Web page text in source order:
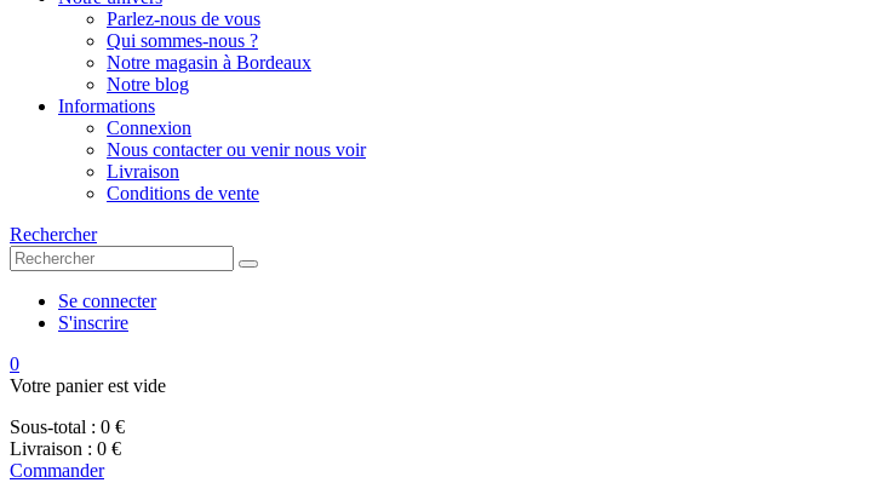
Parlez-nous de vous
Qui sommes-nous ?
Notre magasin à Bordeaux
Notre blog
Informations
Connexion
Nous contacter ou venir nous voir
Livraison
Conditions de vente
Rechercher
Se connecter
S'inscrire
0
Votre panier est vide
Sous-total : 0 €
Livraison : 0 €
Commander